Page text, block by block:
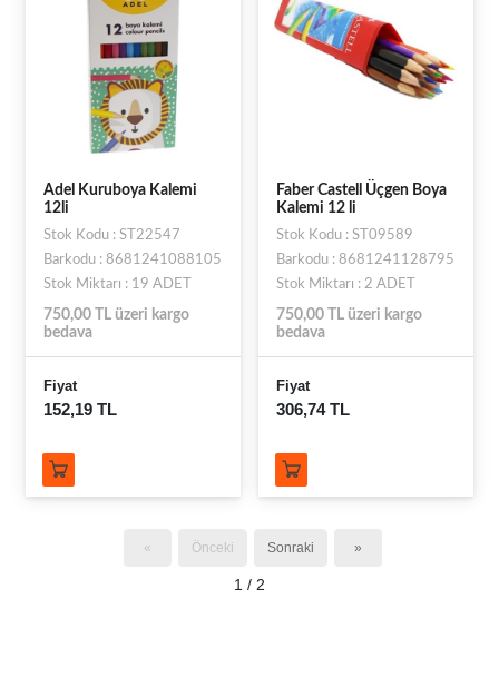
Adel Kuruboya Kalemi
12li
Stok Kodu : ST22547
Barkodu : 8681241088105
Stok Miktarı : 19 ADET
750,00 TL üzeri kargo
bedava
Fiyat
152,19 TL
Faber Castell Üçgen Boya
Kalemi 12 li
Stok Kodu : ST09589
Barkodu : 8681241128795
Stok Miktarı : 2 ADET
750,00 TL üzeri kargo
bedava
Fiyat
306,74 TL
« Önceki Sonraki »
1 / 2